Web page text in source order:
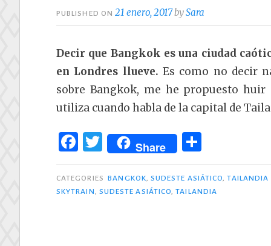
PUBLISHED ON21 enero, 2017bySara
Decir que Bangkok es una ciudad
en Londres llueve. Es como no decir
sobre Bangkok, me he propuesto
utiliza cuando habla de la capital de
F
c
e
T
w
it
te
Share
m
p
CATEGORIES BANGKOK, SUDESTE ASIÁTICO,TAILANDIA
SKYTRAIN, SUDESTE ASIÁTICO,TAILANDIA